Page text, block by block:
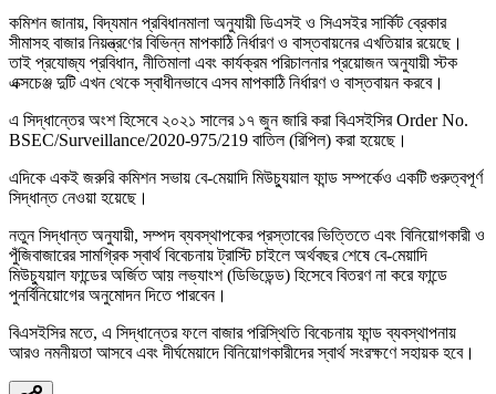
কমিশন জানায়, বিদ্যমান প্রবিধানমালা অনুযায়ী ডিএসই ও সিএসইর সার্কিট ব্রেকার
সীমাসহ বাজার নিয়ন্ত্রণের বিভিন্ন মাপকাঠি নির্ধারণ ও বাস্তবায়নের এখতিয়ার রয়েছে।
তাই প্রযোজ্য প্রবিধান, নীতিমালা এবং কার্যক্রম পরিচালনার প্রয়োজন অনুযায়ী স্টক
এক্সচেঞ্জ দুটি এখন থেকে স্বাধীনভাবে এসব মাপকাঠি নির্ধারণ ও বাস্তবায়ন করবে।
এ সিদ্ধান্তের অংশ হিসেবে ২০২১ সালের ১৭ জুন জারি করা বিএসইসির Order No.
BSEC/Surveillance/2020-975/219 বাতিল (রিপিল) করা হয়েছে।
এদিকে একই জরুরি কমিশন সভায় বে-মেয়াদি মিউচ্যুয়াল ফান্ড সম্পর্কেও একটি গুরুত্বপূর্ণ
সিদ্ধান্ত নেওয়া হয়েছে।
নতুন সিদ্ধান্ত অনুযায়ী, সম্পদ ব্যবস্থাপকের প্রস্তাবের ভিত্তিতে এবং বিনিয়োগকারী ও
পুঁজিবাজারের সামগ্রিক স্বার্থ বিবেচনায় ট্রাস্টি চাইলে অর্থবছর শেষে বে-মেয়াদি
মিউচ্যুয়াল ফান্ডের অর্জিত আয় লভ্যাংশ (ডিভিডেন্ড) হিসেবে বিতরণ না করে ফান্ডে
পুনর্বিনিয়োগের অনুমোদন দিতে পারবেন।
বিএসইসির মতে, এ সিদ্ধান্তের ফলে বাজার পরিস্থিতি বিবেচনায় ফান্ড ব্যবস্থাপনায়
আরও নমনীয়তা আসবে এবং দীর্ঘমেয়াদে বিনিয়োগকারীদের স্বার্থ সংরক্ষণে সহায়ক হবে।